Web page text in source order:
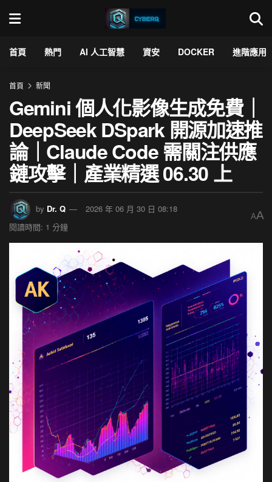
首頁 熱門 AI 人工智慧 資安 DOCKER 進階應用
首頁 新聞
Gemini 個人化影像生成免費｜
DeepSeek DSpark 開源加速推
論｜Claude Code 需關注供應
鏈攻擊｜產業精選 06.30 上
by Dr. Q
2026 年 06 月 30 日 08:18
閱讀時間: 1 分鐘
AA